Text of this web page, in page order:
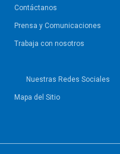
Contáctanos
Prensa y Comunicaciones
Trabaja con nosotros
Nuestras Redes Sociales
Mapa del Sitio